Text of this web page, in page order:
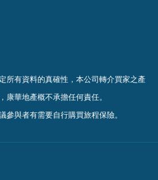
所有資料的真確性 ， 本公司轉介買家之產
華地產概不承擔任何責任。
參與者有需要自行購買旅程保險。